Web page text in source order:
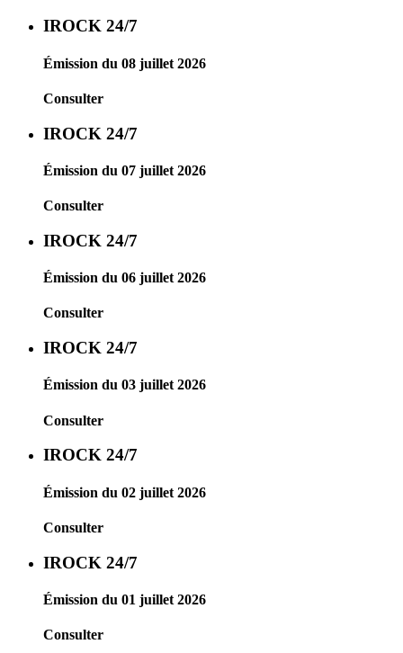
IROCK 24/7
Émission du 08 juillet 2026
Consulter
IROCK 24/7
Émission du 07 juillet 2026
Consulter
IROCK 24/7
Émission du 06 juillet 2026
Consulter
IROCK 24/7
Émission du 03 juillet 2026
Consulter
IROCK 24/7
Émission du 02 juillet 2026
Consulter
IROCK 24/7
Émission du 01 juillet 2026
Consulter